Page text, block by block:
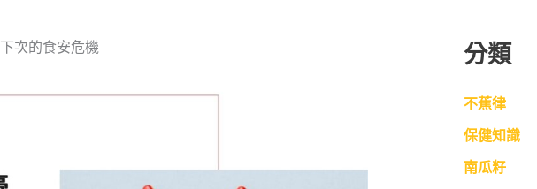
次的食安危機 分類
不蕉律
保健知識
南瓜籽